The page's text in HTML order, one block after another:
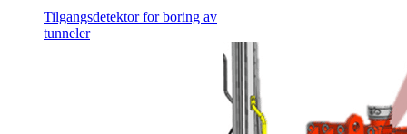
Tilgangsdetektor for boring av
tunneler